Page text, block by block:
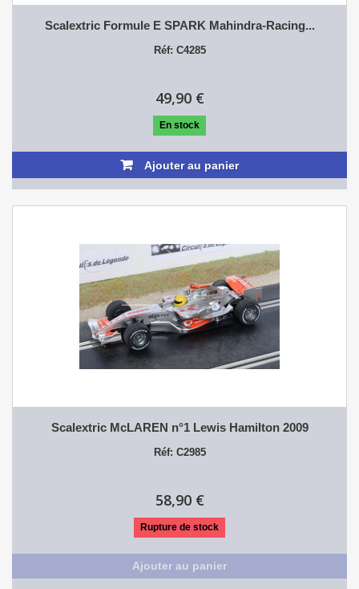
Scalextric Formule E SPARK Mahindra-Racing...
Réf: C4285
49,90 €
En stock
Ajouter au panier
Scalextric McLAREN n°1 Lewis Hamilton 2009
Réf: C2985
58,90 €
Rupture de stock
Ajouter au panier